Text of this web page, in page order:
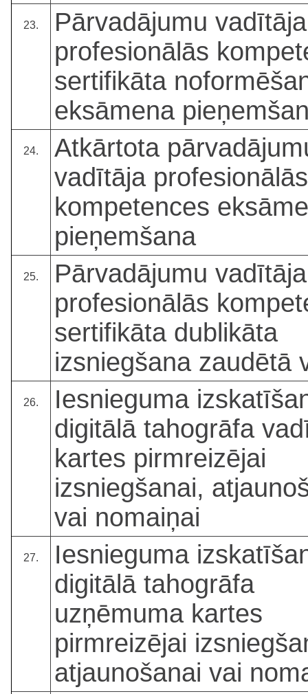
23.
Pārvadājumu vadītāja
profesionālās
sertifikāta
eksāmena
24.
Atkārtota
vadītāja profesionālās
kompetences
pieņemšana
25.
Pārvadājumu vadītāja
profesionālās
sertifikāta dublikāta
izsniegšana zaudētā
26.
Iesnieguma
digitālā tahogrāfa
kartes pirmreizējai
izsniegšanai,
vai nomaiņai
27.
Iesnieguma
digitālā tahogrāfa
uzņēmuma kartes
pirmreizējai
atjaunošanai vai